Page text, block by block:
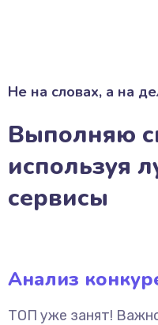
Не на словах, а на
Выполняю
используя
сервисы
Анализ
ТОП уже занят!